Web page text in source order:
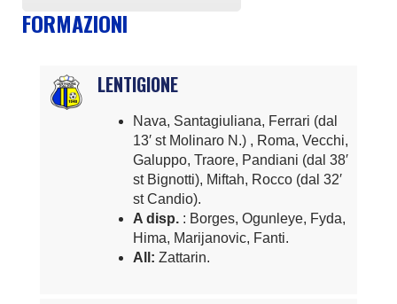
FORMAZIONI
LENTIGIONE
Nava, Santagiuliana, Ferrari (dal
13′ st Molinaro N.) , Roma, Vecchi,
Galuppo, Traore, Pandiani (dal 38′
st Bignotti), Miftah, Rocco (dal 32′
st Candio).
A disp. : Borges, Ogunleye, Fyda,
Hima, Marijanovic, Fanti.
All: Zattarin.